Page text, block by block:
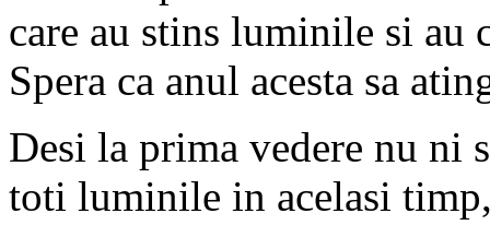
care au stins luminile si au
Spera ca anul acesta sa
Desi la prima vedere nu ni
toti luminile in acelasi